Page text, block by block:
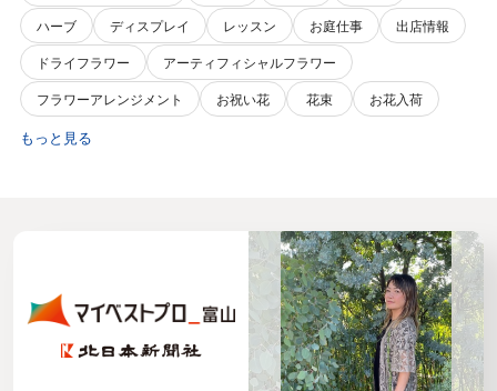
ハーブ
ディスプレイ レッスン お庭仕事
出店情報
ドライフラワー
アーティフィシャルフラワー
フラワーアレンジメント
お祝い花 花束 お花入荷
もっと見る